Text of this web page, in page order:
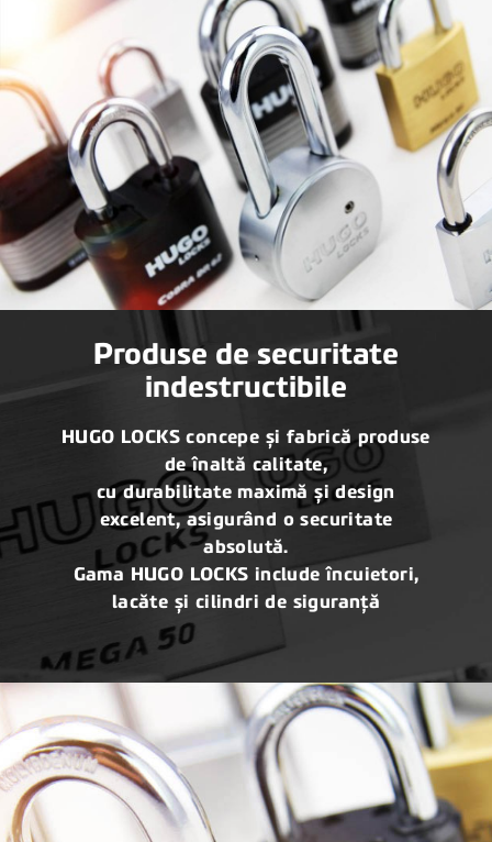
Produse de securitate
indestructibile
HUGO LOCKS concepe și fabrică produse
de înaltă calitate,
cu durabilitate maximă și design
excelent, asigurând o securitate
absolută.
Gama HUGO LOCKS include încuietori,
lacăte și cilindri de siguranță